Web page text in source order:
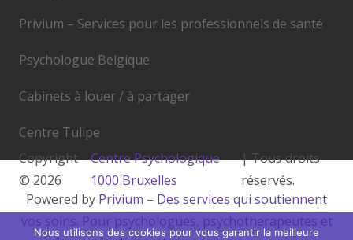
Privium – Services pour les professionnels de santé
Psychologue Belgique
Cabinets à louer / à partager
Centre Tulipe
Copyright
© 2026
Centre Psychologique
1000 Bruxelles
| Tous droits
réservés.
Powered by Privium – Des services qui soutiennent
vos soins. Pour psychologues, psychotherapeutes et
Nous utilisons des cookies pour vous garantir la meilleure